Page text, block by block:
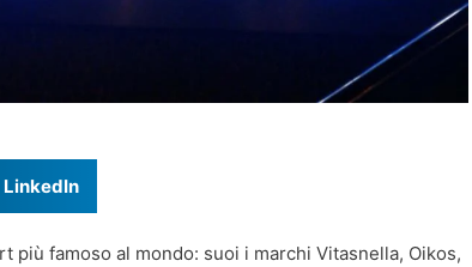
LinkedIn
famoso al mondo: suoi i marchi Vitasnella, Oikos,